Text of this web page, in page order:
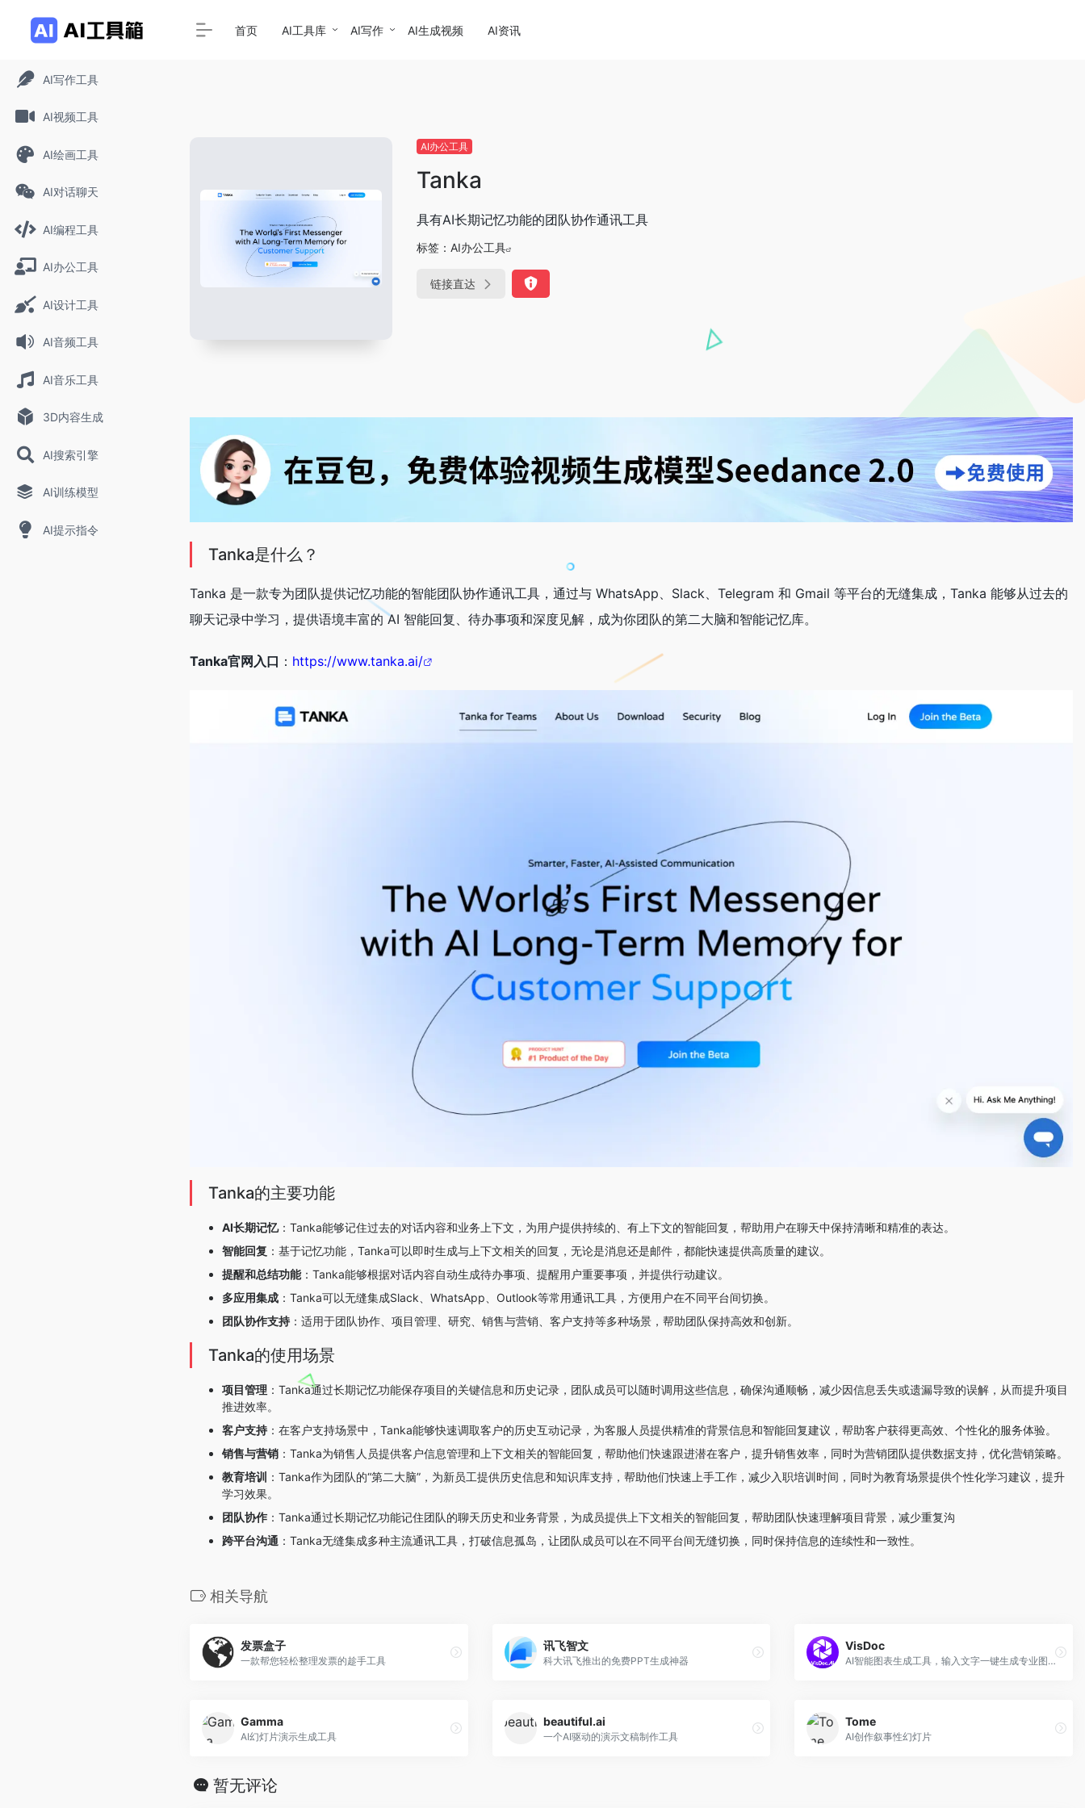
AI写作工具
AI视频工具
AI绘画工具
AI对话聊天
AI编程工具
AI办公工具
AI设计工具
AI音频工具
AI音乐工具
3D内容生成
AI搜索引擎
AI训练模型
AI提示指令
首页 AI工具库 AI写作 AI生成视频 AI资讯
AI办公工具
Tanka
具有AI长期记忆功能的团队协作通讯工具
标签： AI办公工具
链接直达
Tanka是什么？
Tanka 是一款专为团队提供记忆功能的智能团队协作通讯工具，通过与 WhatsApp、Slack、Telegram 和 Gmail 等平台的无缝集成，Tanka 能够从过去的
聊天记录中学习，提供语境丰富的 AI 智能回复、待办事项和深度见解，成为你团队的第二大脑和智能记忆库。
Tanka官网入口 ： https://www.tanka.ai/
Tanka的主要功能
AI长期记忆：Tanka能够记住过去的对话内容和业务上下文，为用户提供持续的、有上下文的智能回复，帮助用户在聊天中保持清晰和精准的表达。
智能回复 ：基于记忆功能，Tanka可以即时生成与上下文相关的回复，无论是消息还是邮件，都能快速提供高质量的建议。
提醒和总结功能：Tanka能够根据对话内容自动生成待办事项、提醒用户重要事项，并提供行动建议。
多应用集成 ：Tanka可以无缝集成Slack、WhatsApp、Outlook等常用通讯工具，方便用户在不同平台间切换。
团队协作支持 ：适用于团队协作、项目管理、研究、销售与营销、客户支持等多种场景，帮助团队保持高效和创新。
Tanka的使用场景
项目管理 ：Tanka通过长期记忆功能保存项目的关键信息和历史记录，团队成员可以随时调用这些信息，确保沟通顺畅，减少因信息丢失或遗漏导致的误解，从而提升项目
推进效率。
客户支持 ：在客户支持场景中，Tanka能够快速调取客户的历史互动记录，为客服人员提供精准的背景信息和智能回复建议，帮助客户获得更高效、个性化的服务体验。
销售与营销 ：Tanka为销售人员提供客户信息管理和上下文相关的智能回复，帮助他们快速跟进潜在客户，提升销售效率，同时为营销团队提供数据支持，优化营销策略。
教育培训 ：Tanka作为团队的“第二大脑”，为新员工提供历史信息和知识库支持，帮助他们快速上手工作，减少入职培训时间，同时为教育场景提供个性化学习建议，提升
学习效果。
团队协作 ：Tanka通过长期记忆功能记住团队的聊天历史和业务背景，为成员提供上下文相关的智能回复，帮助团队快速理解项目背景，减少重复沟
跨平台沟通 ：Tanka无缝集成多种主流通讯工具，打破信息孤岛，让团队成员可以在不同平台间无缝切换，同时保持信息的连续性和一致性。
相关导航
发票盒子
一款帮您轻松整理发票的趁手工具
讯飞智文
科大讯飞推出的免费PPT生成神器
VisDoc
AI智能图表生成工具，输入文字一键生成专业图表
Gamma
AI幻灯片演示生成工具
beautiful.ai
一个AI驱动的演示文稿制作工具
Tome
AI创作叙事性幻灯片
暂无评论